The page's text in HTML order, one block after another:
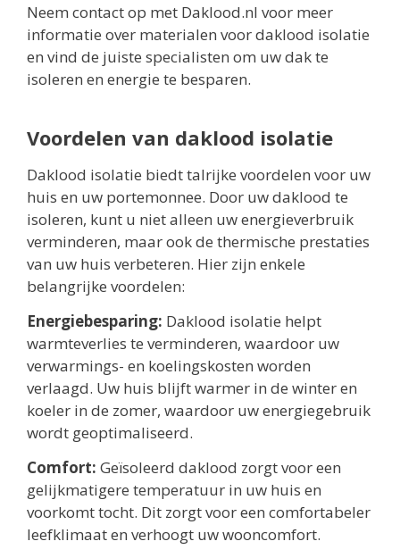
Neem contact op met Daklood.nl voor meer
informatie over materialen voor daklood isolatie
en vind de juiste specialisten om uw dak te
isoleren en energie te besparen.
Voordelen van daklood isolatie
Daklood isolatie biedt talrijke voordelen voor uw
huis en uw portemonnee. Door uw daklood te
isoleren, kunt u niet alleen uw energieverbruik
verminderen, maar ook de thermische prestaties
van uw huis verbeteren. Hier zijn enkele
belangrijke voordelen:
Energiebesparing: Daklood isolatie helpt
warmteverlies te verminderen, waardoor uw
verwarmings- en koelingskosten worden
verlaagd. Uw huis blijft warmer in de winter en
koeler in de zomer, waardoor uw energiegebruik
wordt geoptimaliseerd.
Comfort: Geïsoleerd daklood zorgt voor een
gelijkmatigere temperatuur in uw huis en
voorkomt tocht. Dit zorgt voor een comfortabeler
leefklimaat en verhoogt uw wooncomfort.